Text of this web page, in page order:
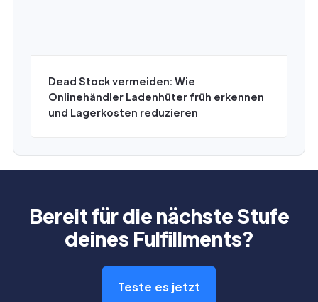
Dead Stock vermeiden: Wie
Onlinehändler Ladenhüter früh erkennen
und Lagerkosten reduzieren
Bereit für die nächste Stufe
deines Fulfillments?
Teste es jetzt